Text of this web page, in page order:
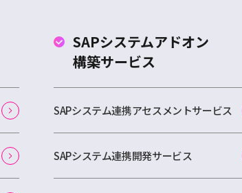
SAPシステムアドオン
構築サービス
SAPシステム連携アセスメントサービス
SAPシステム連携開発サービス